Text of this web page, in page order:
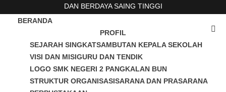
DAN BERDAYA SAING TINGGI
BERANDA
PROFIL
SEJARAH SINGKATSAMBUTAN KEPALA SEKOLAH
VISI DAN MISIGURU DAN TENDIK
LOGO SMK NEGERI 2 PANGKALAN BUN
STRUKTUR ORGANISASISARANA DAN PRASARANA